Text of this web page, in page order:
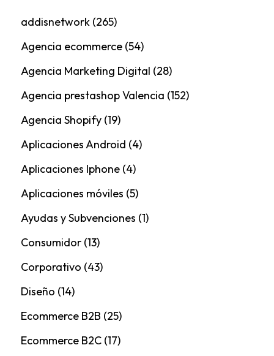
addisnetwork(265)
Agencia ecommerce(54)
Agencia Marketing Digital (28)
Agencia prestashop Valencia (152)
Agencia Shopify(19)
Aplicaciones Android (4)
Aplicaciones Iphone(4)
Aplicaciones móviles (5)
Ayudas y Subvenciones (1)
Consumidor(13)
Corporativo (43)
Diseño (14)
Ecommerce B2B (25)
Ecommerce B2C(17)